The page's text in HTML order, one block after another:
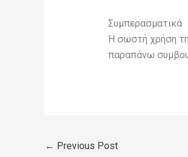
Συμπερασματικά
Η σωστή χρήση
παραπάνω
← Previous Post